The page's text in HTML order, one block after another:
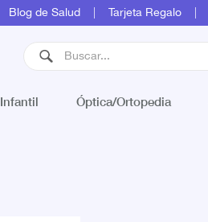
Blog de Salud Tarjeta Regalo
Infantil Óptica/Ortopedia